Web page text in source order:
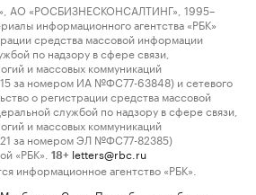
АО «РОСБИЗНЕСКОНСАЛТИНГ», 1995–
информационного агентства «РБК»
средства массовой информации
по надзору в сфере связи,
и массовых коммуникаций
за номером ИА №ФС77-63848) и сетевого
о регистрации средства массовой
службой по надзору в сфере связи,
и массовых коммуникаций
за номером ЭЛ №ФС77-82385)
«РБК».
18+ letters@rbc.ru
информационное агентство «РБК».